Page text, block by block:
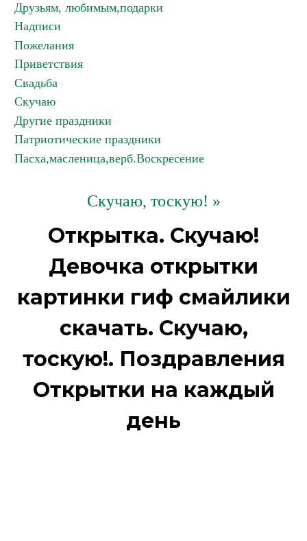
Друзьям, любимым,подарки
Надписи
Пожелания
Приветствия
Свадьба
Скучаю
Другие праздники
Патриотические праздники
Пасха,масленица,верб.Воскресение
Скучаю, тоскую! »
Открытка. Скучаю!
Девочка открытки
картинки гиф смайлики
скачать. Скучаю,
тоскую!. Поздравления
Открытки на каждый
день